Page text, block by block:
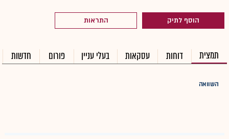
הוסף לתיק התראות
תמצית דוחות עסקאות בעלי עניין פורום חדשות
השוואה